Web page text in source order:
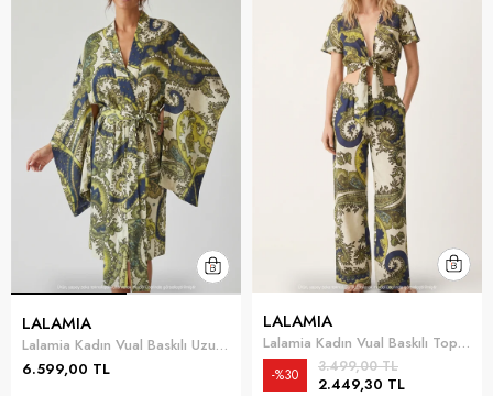
LALAMIA
Lalamia Kadın Vual Baskılı Uzun Kaftan Çok Renkli
6.599,00 TL
LALAMIA
Lalamia Kadın Vual Baskılı Top Çok Renkli
2.449,30 TL
3.499,00 TL
%30